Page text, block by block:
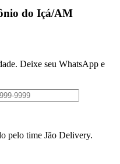
do Içá/AM
Deixe seu WhatsApp e
pelo time Jão Delivery.